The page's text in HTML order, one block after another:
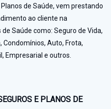
de Saúde, vem prestando
ao cliente na
Saúde como: Seguro de Vida,
Condomínios, Auto, Frota,
Empresarial e outros.
E PLANOS DE